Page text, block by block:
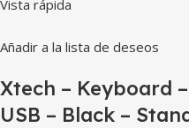
Vista rápida
Añadir a la lista de deseos
Xtech – Keyboard
USB – Black –